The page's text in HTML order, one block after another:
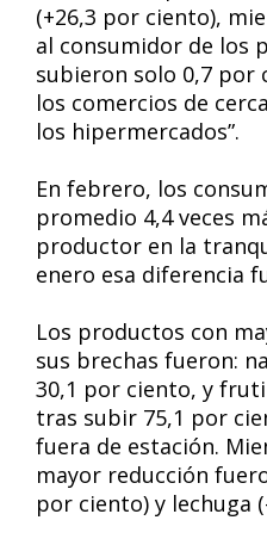
(+26,3 por ciento),
al consumidor de los
subieron solo 0,7 por
los comercios de
los hipermercados”.
En febrero, los
promedio 4,4 veces
productor en la
enero esa diferencia
Los productos con
sus brechas fueron:
30,1 por ciento, y
tras subir 75,1 por
fuera de estación.
mayor reducción
por ciento) y lechuga